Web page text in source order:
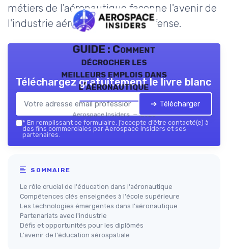
métiers de l'aéronautique façonne l'avenir de
l'industrie aérospatiale et de défense.
GUIDE : Comment
décrocher les
meilleurs emplois dans
l’aéronautique
Aerospace Insiders — 2026
Téléchargez gratuitement le livre blanc
➔ Télécharger
* En remplissant ce formulaire, j’accepte d’être contacté(e) à
des fins commerciales par Aerospace Insiders et ses
partenaires.
SOMMAIRE
Le rôle crucial de l'éducation dans l'aéronautique
Compétences clés enseignées à l'école supérieure
Les technologies émergentes dans l'aéronautique
Partenariats avec l'industrie
Défis et opportunités pour les diplômés
L'avenir de l'éducation aérospatiale